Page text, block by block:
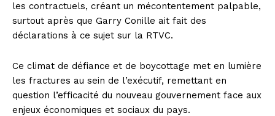
les contractuels, créant un mécontentement palpable,
surtout après que Garry Conille ait fait des
déclarations à ce sujet sur la RTVC.
Ce climat de défiance et de boycottage met en lumière
les fractures au sein de l’exécutif, remettant en
question l’efficacité du nouveau gouvernement face aux
enjeux économiques et sociaux du pays.